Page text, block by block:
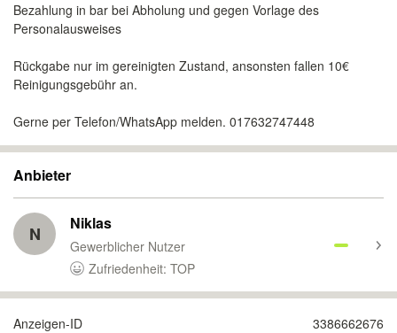
Bezahlung in bar bei Abholung und gegen Vorlage des
Personalausweises
Rückgabe nur im gereinigten Zustand, ansonsten fallen 10€
Reinigungsgebühr an.
Gerne per Telefon/WhatsApp melden. 017632747448
Anbieter
N Niklas
Gewerblicher Nutzer
Zufriedenheit: TOP
Anzeigen-ID 3386662676